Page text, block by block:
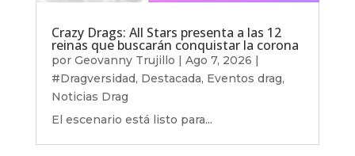
Crazy Drags: All Stars presenta a las 12
reinas que buscarán conquistar la corona
por Geovanny Trujillo | Ago 7, 2026 |
#Dragversidad, Destacada, Eventos drag,
Noticias Drag
El escenario está listo para...